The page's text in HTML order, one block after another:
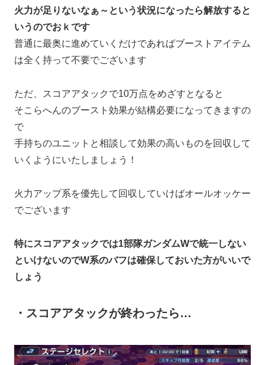
火力が足りないなぁ～という状況になったら解放すると
いうのでおｋです
普通に最奥に進めていくだけであればブーストアイテム
は全く持って不要でございます
ただ、スコアアタックで10万点をめざすとなると
そこらへんのブースト効果が結構必要になってきますの
で
手持ちのユニットと相談して効果の高いものを回収して
いくようにいたしましょう！
火力アップ系を優先して回収していけばオールオッケー
でございます
特にスコアアタックでは1部隊ガンダムWで統一しない
といけないのでW系のバフは確保しておいた方がいいで
しょう
・スコアアタックが終わったら…